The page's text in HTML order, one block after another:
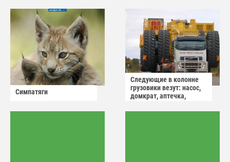
Симпатяги
Следующие в колонне
грузовики везут: насос,
домкрат, аптечка,